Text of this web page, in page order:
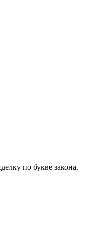
по букве закона.